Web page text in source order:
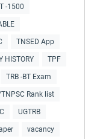
-1500
TNSED App
HISTORY TPF
TRB -BT Exam
TNPSC Rank list
UGTRB
vacancy